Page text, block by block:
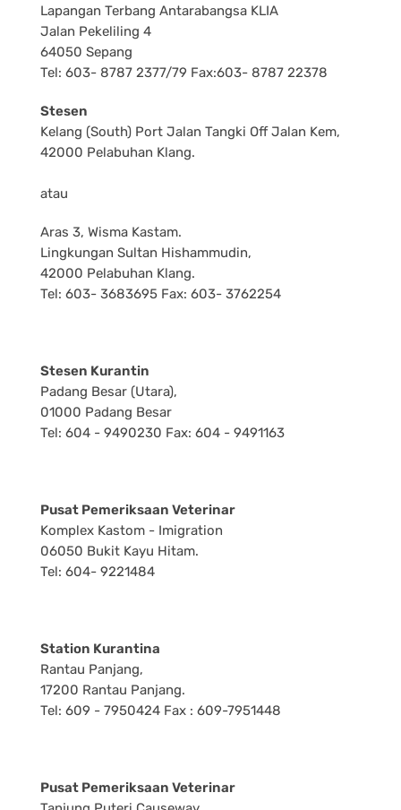
Lapangan Terbang Antarabangsa KLIA
Jalan Pekeliling 4
64050 Sepang
Tel: 603- 8787 2377/79 Fax:603- 8787 22378
Stesen
Kelang (South) Port Jalan Tangki Off Jalan Kem,
42000 Pelabuhan Klang.
atau
Aras 3, Wisma Kastam.
Lingkungan Sultan Hishammudin,
42000 Pelabuhan Klang.
Tel: 603- 3683695 Fax: 603- 3762254
Stesen Kurantin
Padang Besar (Utara),
01000 Padang Besar
Tel: 604 - 9490230 Fax: 604 - 9491163
Pusat Pemeriksaan Veterinar
Komplex Kastom - Imigration
06050 Bukit Kayu Hitam.
Tel: 604- 9221484
Station Kurantina
Rantau Panjang,
17200 Rantau Panjang.
Tel: 609 - 7950424 Fax : 609-7951448
Pusat Pemeriksaan Veterinar